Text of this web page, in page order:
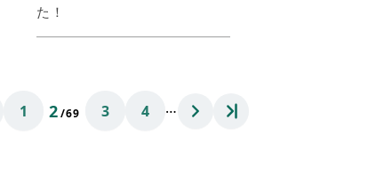
た！
1 2/69 3 4 …